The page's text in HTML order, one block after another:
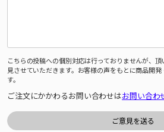
こちらの投稿への個別対応は行っておりませんが、
見させていただきます。お客様の声をもとに商品開発
す。
ご注文にかかわるお問い合わせはお問い合わ